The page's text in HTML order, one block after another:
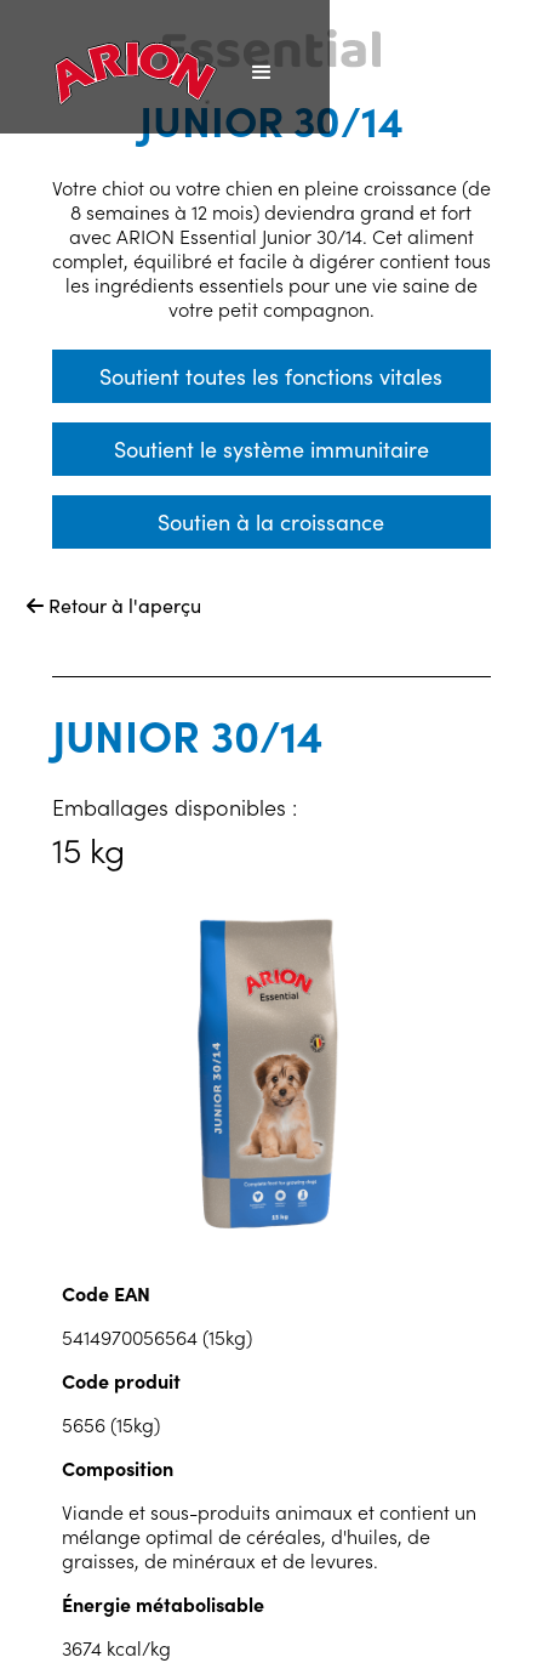
JUNIOR 30/14
Votre chiot ou votre chien en pleine croissance (de
8 semaines à 12 mois) deviendra grand et fort
avec ARION Essential Junior 30/14. Cet aliment
complet, équilibré et facile à digérer contient tous
les ingrédients essentiels pour une vie saine de
votre petit compagnon.
Soutient toutes les fonctions vitales
Soutient le système immunitaire
Soutien à la croissance
 Retour à l'aperçu
JUNIOR 30/14
Emballages disponibles :
15 kg
Code EAN
5414970056564 (15kg)
Code produit
5656 (15kg)
Composition
Viande et sous-produits animaux et contient un
mélange optimal de céréales, d'huiles, de
graisses, de minéraux et de levures.
Énergie métabolisable
3674 kcal/kg